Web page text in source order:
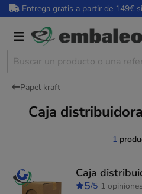
Entrega gratis a partir de 149€
Papel kraft
Caja
1
Caja
5/5 1 opiniones